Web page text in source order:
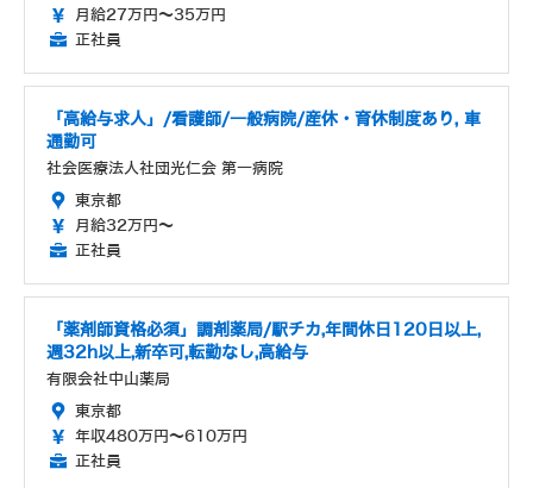
月給27万円～35万円
正社員
「高給与求人」/看護師/一般病院/産休・育休制度あり, 車
通勤可
社会医療法人社団光仁会 第一病院
東京都
月給32万円～
正社員
「薬剤師資格必須」調剤薬局/駅チカ,年間休日120日以上,
週32h以上,新卒可,転勤なし,高給与
有限会社中山薬局
東京都
年収480万円～610万円
正社員